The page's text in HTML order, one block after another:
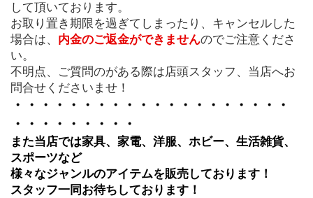
して頂いております。
お取り置き期限を過ぎてしまったり、キャンセルした
場合は、 内金のご返金ができませんのでご注意くださ
い。
不明点、ご質問のがある際は店頭スタッフ、当店へお
問合せくださいませ！
・・・・・・・・・・・・・・・・・・・・
・・・・・・・・・
また当店では家具、家電、洋服、ホビー、生活雑貨、
スポーツなど
様々なジャンルのアイテムを販売しております！
スタッフ一同お待ちしております！